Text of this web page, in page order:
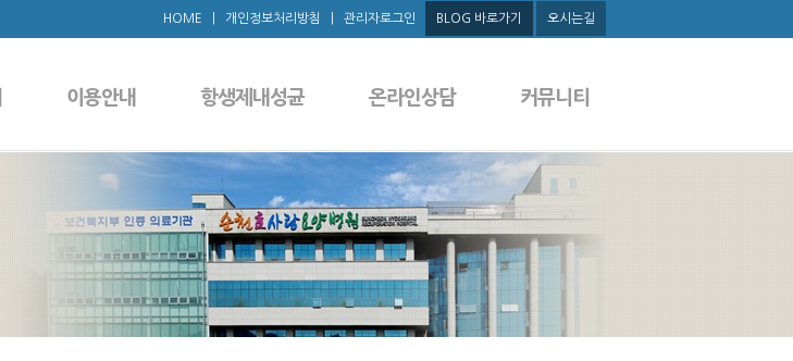
HOME 개인정보처리방침 관리자로그인 BLOG 바로가기 오시는길
이용안내 항생제내성균 온라인상담 커뮤니티